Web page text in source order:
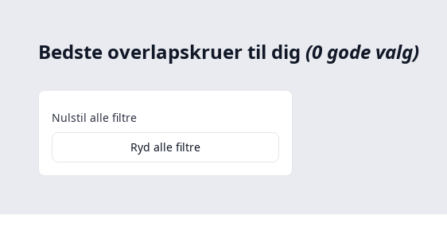
Bedste overlapskruer til dig (0 gode valg)
Nulstil alle filtre
Ryd alle filtre